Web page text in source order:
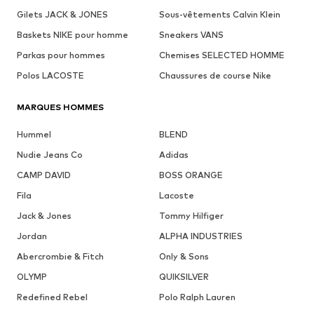
Gilets JACK & JONES
Sous-vêtements Calvin Klein
Baskets NIKE pour homme
Sneakers VANS
Parkas pour hommes
Chemises SELECTED HOMME
Polos LACOSTE
Chaussures de course Nike
MARQUES HOMMES
Hummel
BLEND
Nudie Jeans Co
Adidas
CAMP DAVID
BOSS ORANGE
Fila
Lacoste
Jack & Jones
Tommy Hilfiger
Jordan
ALPHA INDUSTRIES
Abercrombie & Fitch
Only & Sons
OLYMP
QUIKSILVER
Redefined Rebel
Polo Ralph Lauren